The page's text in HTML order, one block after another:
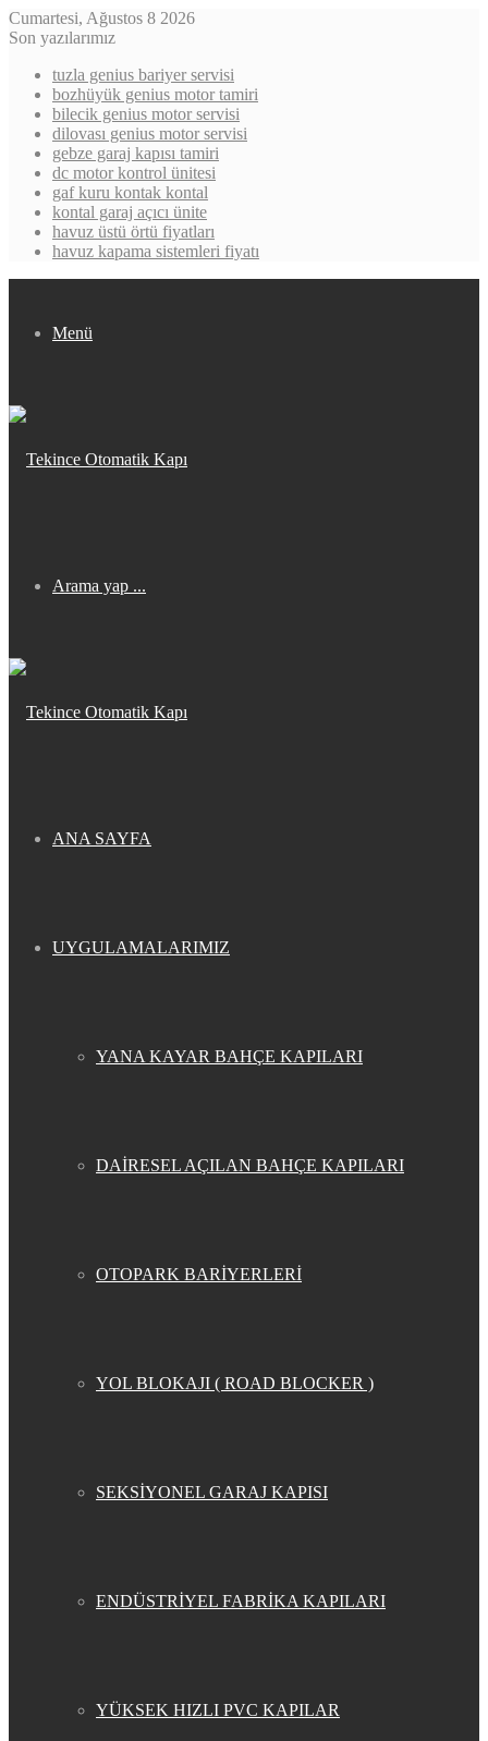
Cumartesi, Ağustos 8 2026
Son yazılarımız
tuzla genius bariyer servisi
bozhüyük genius motor tamiri
bilecik genius motor servisi
dilovası genius motor servisi
gebze garaj kapısı tamiri
dc motor kontrol ünitesi
gaf kuru kontak kontal
kontal garaj açıcı ünite
havuz üstü örtü fiyatları
havuz kapama sistemleri fiyatı
Menü
Arama yap ...
ANA SAYFA
UYGULAMALARIMIZ
YANA KAYAR BAHÇE KAPILARI
DAİRESEL AÇILAN BAHÇE KAPILARI
OTOPARK BARİYERLERİ
YOL BLOKAJI ( ROAD BLOCKER )
SEKSİYONEL GARAJ KAPISI
ENDÜSTRİYEL FABRİKA KAPILARI
YÜKSEK HIZLI PVC KAPILAR